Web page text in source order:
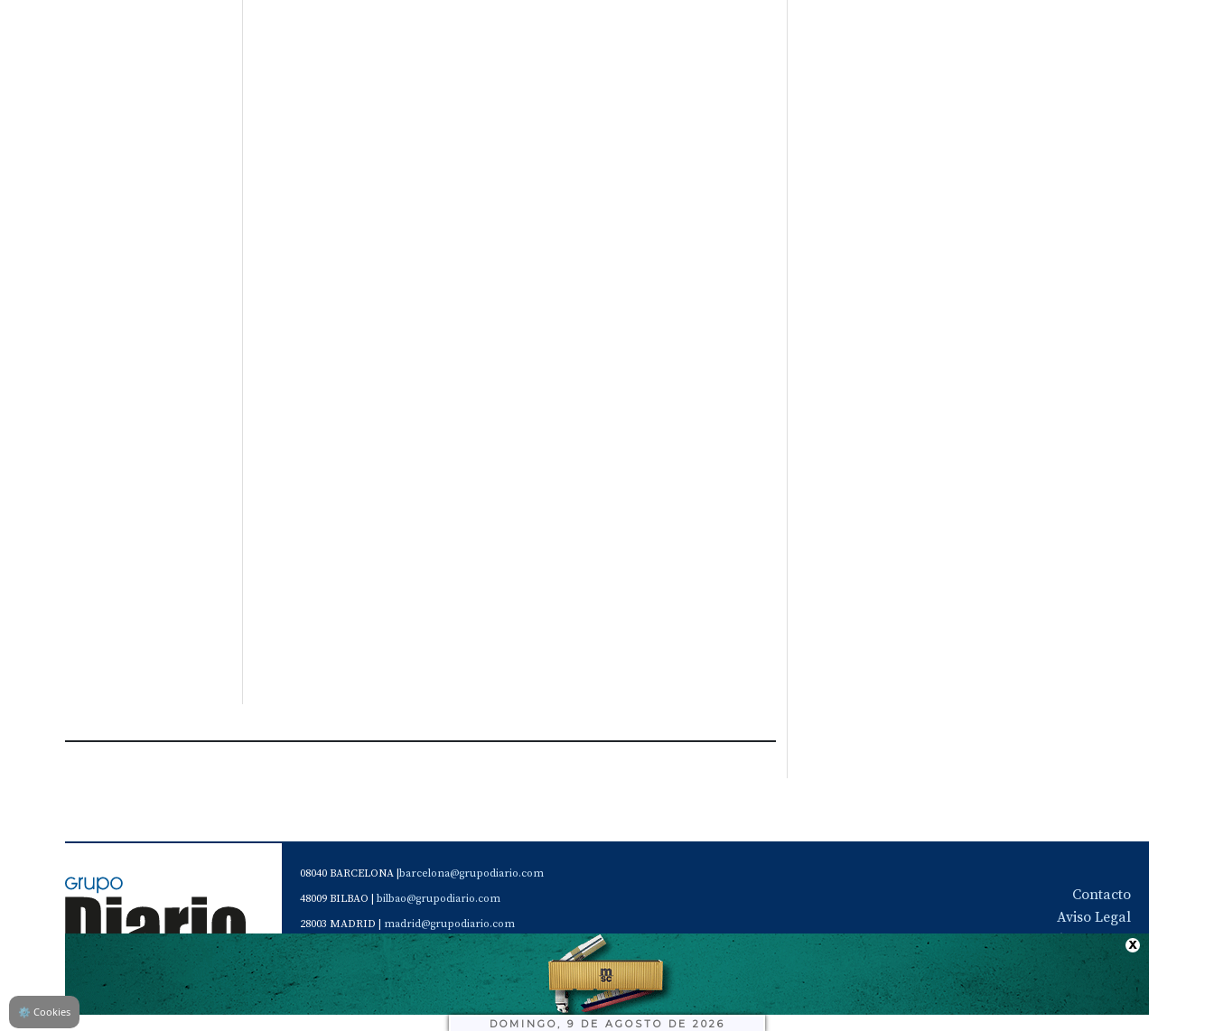
DOMINGO, 9 DE AGOSTO DE 2026
08040 BARCELONA | barcelona@grupodiario.com
48009 BILBAO | bilbao@grupodiario.com
28003 MADRID | madrid@grupodiario.com
46120 Alboraya. VALENCIA |
valencia@grupodiario.com
Servicio de Atención al Socio Suscriptor | sas@grupodiario.com
Teléfono de contacto de Diario del Puerto: 96 330 18 32
Contacto
Aviso Legal
Quiénes somos
Política de privacidad
⚙ Cookies